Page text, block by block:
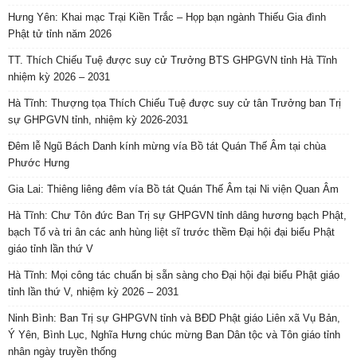
Hưng Yên: Khai mạc Trại Kiền Trắc – Họp bạn ngành Thiếu Gia đình
Phật tử tỉnh năm 2026
TT. Thích Chiếu Tuệ được suy cử Trưởng BTS GHPGVN tỉnh Hà Tĩnh
nhiệm kỳ 2026 – 2031
Hà Tĩnh: Thượng tọa Thích Chiếu Tuệ được suy cử tân Trưởng ban Trị
sự GHPGVN tỉnh, nhiệm kỳ 2026-2031
Đêm lễ Ngũ Bách Danh kính mừng vía Bồ tát Quán Thế Âm tại chùa
Phước Hưng
Gia Lai: Thiêng liêng đêm vía Bồ tát Quán Thế Âm tại Ni viện Quan Âm
Hà Tĩnh: Chư Tôn đức Ban Trị sự GHPGVN tỉnh dâng hương bạch Phật,
bạch Tổ và tri ân các anh hùng liệt sĩ trước thềm Đại hội đại biểu Phật
giáo tỉnh lần thứ V
Hà Tĩnh: Mọi công tác chuẩn bị sẵn sàng cho Đại hội đại biểu Phật giáo
tỉnh lần thứ V, nhiệm kỳ 2026 – 2031
Ninh Bình: Ban Trị sự GHPGVN tỉnh và BĐD Phật giáo Liên xã Vụ Bản,
Ý Yên, Bình Lục, Nghĩa Hưng chúc mừng Ban Dân tộc và Tôn giáo tỉnh
nhân ngày truyền thống